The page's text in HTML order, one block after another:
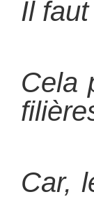
Il
Cela
Car,